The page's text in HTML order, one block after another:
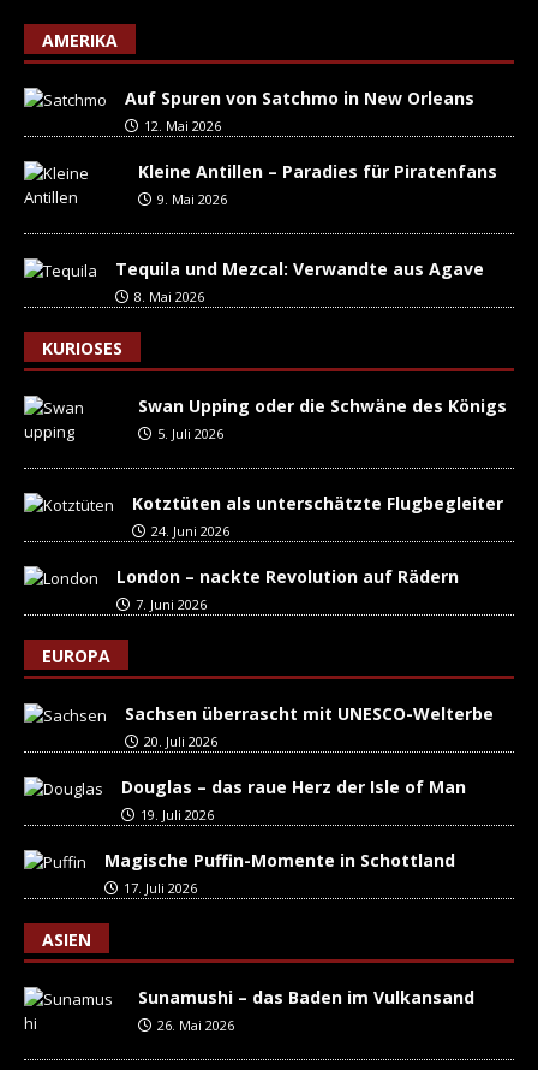
AMERIKA
Auf Spuren von Satchmo in New Orleans
12. Mai 2026
Kleine Antillen – Paradies für Piratenfans
9. Mai 2026
Tequila und Mezcal: Verwandte aus Agave
8. Mai 2026
KURIOSES
Swan Upping oder die Schwäne des Königs
5. Juli 2026
Kotztüten als unterschätzte Flugbegleiter
24. Juni 2026
London – nackte Revolution auf Rädern
7. Juni 2026
EUROPA
Sachsen überrascht mit UNESCO-Welterbe
20. Juli 2026
Douglas – das raue Herz der Isle of Man
19. Juli 2026
Magische Puffin-Momente in Schottland
17. Juli 2026
ASIEN
Sunamushi – das Baden im Vulkansand
26. Mai 2026